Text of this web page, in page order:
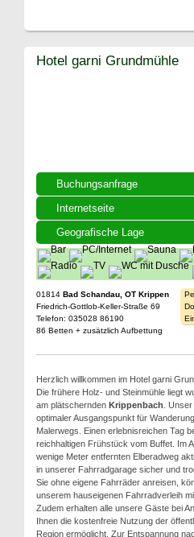
Buchungsanfrage
Internetseite
Geografische Lage
Hotel garni Grundmühle
01814 Bad Schandau, OT Krippen
Friedrich-Gottlob-Keller-Straße 69
Telefon: 035028 86190
86 Betten + zusätzlich Aufbettung
Herzlich willkommen im Hotel garni
Die frühere Holz- und Steinmühle liegt
am plätschernden Krippenbach .
optimaler Ausgangspunkt für
Malerwegs. Einen erlebnisreichen Tag
reichhaltigen Frühstück vom Buffet. Im
wenige Meter entfernten Elberadweg
in unserer Fahrradgarage sicher und
Sie ohne eigene Fahrräder anreisen,
unserem hauseigenen Fahrradverleih
Zudem erhalten alle unsere Gäste bei
Ihnen die kostenfreie Nutzung der
Region ermöglicht. Zur Entspannung